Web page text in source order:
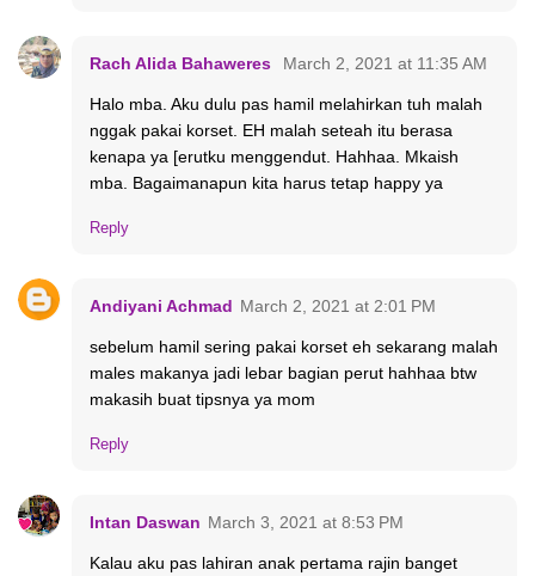
Rach Alida Bahaweres March 2, 2021 at 11:35 AM
Halo mba. Aku dulu pas hamil melahirkan tuh malah
nggak pakai korset. EH malah seteah itu berasa
kenapa ya [erutku menggendut. Hahhaa. Mkaish
mba. Bagaimanapun kita harus tetap happy ya
Reply
Andiyani Achmad March 2, 2021 at 2:01 PM
sebelum hamil sering pakai korset eh sekarang malah
males makanya jadi lebar bagian perut hahhaa btw
makasih buat tipsnya ya mom
Reply
Intan Daswan March 3, 2021 at 8:53 PM
Kalau aku pas lahiran anak pertama rajin banget